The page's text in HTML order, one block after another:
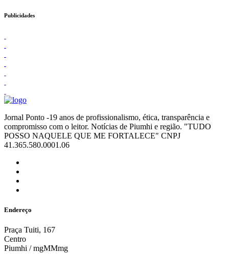
Publicidades
Jornal Ponto -19 anos de profissionalismo, ética, transparência e
compromisso com o leitor. Notícias de Piumhi e região. "TUDO
POSSO NAQUELE QUE ME FORTALECE" CNPJ
41.365.580.0001.06
Endereço
Praça Tuiti, 167
Centro
Piumhi / mgMMmg